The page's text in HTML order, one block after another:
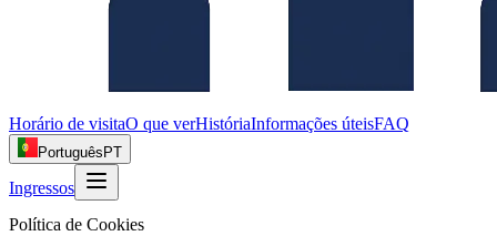
Horário de visitaO que verHistóriaInformações úteisFAQ
Português PT
Ingressos
Política de Cookies